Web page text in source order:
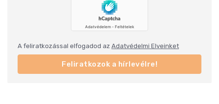
A feliratkozással elfogadod az Adatvédelmi Elveinket
Feliratkozok a hírlevélre!